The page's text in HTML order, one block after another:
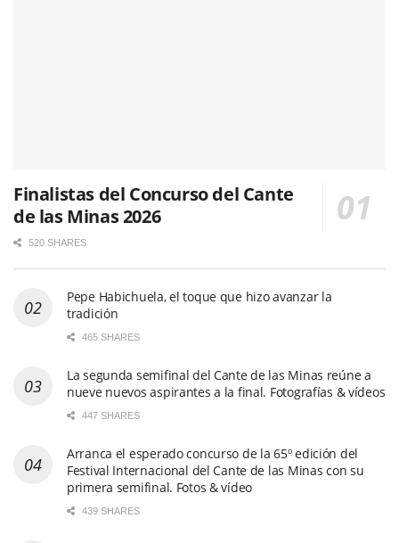
Finalistas del Concurso del Cante
de las Minas 2026
520 SHARES
Pepe Habichuela, el toque que hizo avanzar la
tradición
465 SHARES
La segunda semifinal del Cante de las Minas reúne a
nueve nuevos aspirantes a la final. Fotografías & vídeos
447 SHARES
Arranca el esperado concurso de la 65º edición del
Festival Internacional del Cante de las Minas con su
primera semifinal. Fotos & vídeo
439 SHARES